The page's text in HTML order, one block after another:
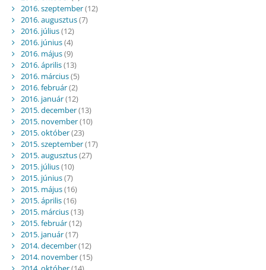
2016. szeptember(12)
2016. augusztus(7)
2016. július(12)
2016. június(4)
2016. május(9)
2016. április(13)
2016. március(5)
2016. február(2)
2016. január(12)
2015. december(13)
2015. november(10)
2015. október(23)
2015. szeptember(17)
2015. augusztus(27)
2015. július(10)
2015. június(7)
2015. május(16)
2015. április(16)
2015. március(13)
2015. február(12)
2015. január(17)
2014. december(12)
2014. november(15)